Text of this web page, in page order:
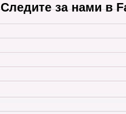
Следите за нами в